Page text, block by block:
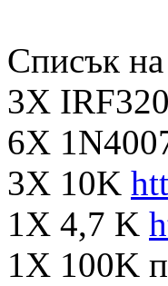
Списък
3X
6X
3X 10K
1X 4,7 K
1X 100K